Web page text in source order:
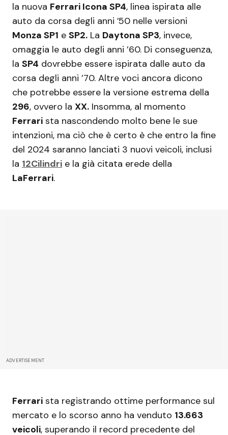
la nuova Ferrari Icona SP4, linea ispirata alle
auto da corsa degli anni ’50 nelle versioni
Monza SP1 e SP2. La Daytona SP3, invece,
omaggia le auto degli anni ’60. Di conseguenza,
la SP4 dovrebbe essere ispirata dalle auto da
corsa degli anni ’70. Altre voci ancora dicono
che potrebbe essere la versione estrema della
296, ovvero la XX. Insomma, al momento
Ferrari sta nascondendo molto bene le sue
intenzioni, ma ciò che è certo è che entro la fine
del 2024 saranno lanciati 3 nuovi veicoli, inclusi
la 12Cilindri e la già citata erede della
LaFerrari.
ADVERTISEMENT
Ferrari sta registrando ottime performance sul
mercato e lo scorso anno ha venduto 13.663
veicoli, superando il record precedente del